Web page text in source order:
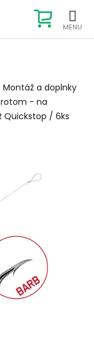
KOŠÍK
Montáž a doplnky
- na
Quickstop / 6ks